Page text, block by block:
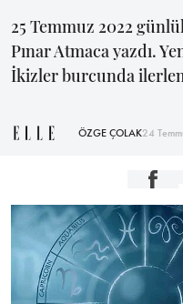
25 Temmuz 2022
Pınar Atmaca yazdı.
İkizler burcunda
ÖZGE ÇOLAK24